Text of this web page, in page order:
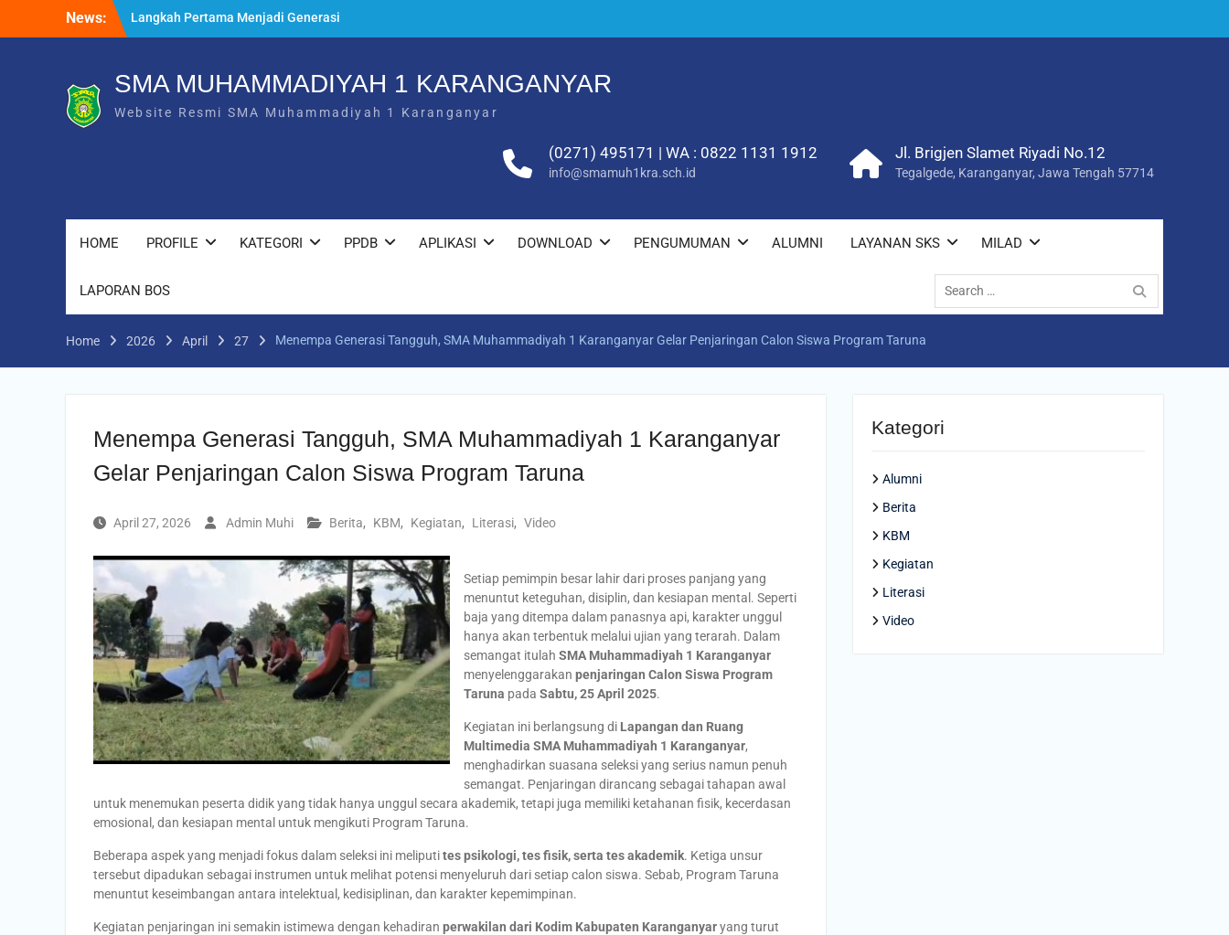
News:
Langkah Pertama Menjadi Generasi
Berkarakter, MPLS/FORTASI SMA
dengan Semangat Kebangsaan
Saat Fajar Menyapa Angkatan Baru, SMA
Muhammadiyah 1 Karanganyar Gelar
SMA MUHAMMADIYAH 1 KARANGANYAR
Website Resmi SMA Muhammadiyah 1 Karanganyar
(0271) 495171 | WA : 0822 1131 1912
info@smamuh1kra.sch.id
Jl. Brigjen Slamet Riyadi No.12
Tegalgede, Karanganyar, Jawa Tengah 57714
HOME PROFILE KATEGORI PPDB APLIKASI DOWNLOAD PENGUMUMAN ALUMNI LAYANAN SKS MILAD
LAPORAN BOS
Search
for:
Home 2026 April 27 Menempa Generasi Tangguh, SMA Muhammadiyah 1 Karanganyar Gelar Penjaringan Calon Siswa Program Taruna
Menempa Generasi Tangguh, SMA Muhammadiyah 1 Karanganyar
Gelar Penjaringan Calon Siswa Program Taruna
April 27, 2026 Admin Muhi Berita, KBM, Kegiatan, Literasi, Video
Setiap pemimpin besar lahir dari proses panjang yang
menuntut keteguhan, disiplin, dan kesiapan mental. Seperti
baja yang ditempa dalam panasnya api, karakter unggul
hanya akan terbentuk melalui ujian yang terarah. Dalam
semangat itulah SMA Muhammadiyah 1 Karanganyar
menyelenggarakan penjaringan Calon Siswa Program
Taruna pada Sabtu, 25 April 2025.
Kegiatan ini berlangsung di Lapangan dan Ruang
Multimedia SMA Muhammadiyah 1 Karanganyar,
menghadirkan suasana seleksi yang serius namun penuh
semangat. Penjaringan dirancang sebagai tahapan awal
untuk menemukan peserta didik yang tidak hanya unggul secara akademik, tetapi juga memiliki ketahanan fisik, kecerdasan
emosional, dan kesiapan mental untuk mengikuti Program Taruna.
Beberapa aspek yang menjadi fokus dalam seleksi ini meliputites psikologi, tes fisik, serta tes akademik. Ketiga unsur
tersebut dipadukan sebagai instrumen untuk melihat potensi menyeluruh dari setiap calon siswa. Sebab, Program Taruna
menuntut keseimbangan antara intelektual, kedisiplinan, dan karakter kepemimpinan.
Kegiatan penjaringan ini semakin istimewa dengan kehadiran perwakilan dari Kodim Kabupaten Karanganyaryang turut
Kategori
Alumni
Berita
KBM
Kegiatan
Literasi
Video